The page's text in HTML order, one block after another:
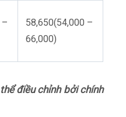
–
58,650(54,000 –
66,000)
điều chỉnh bởi chính